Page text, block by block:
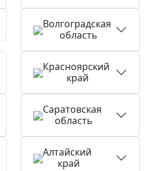
Волгоградская
область
Красноярский
край
Саратовская
область
Алтайский
край